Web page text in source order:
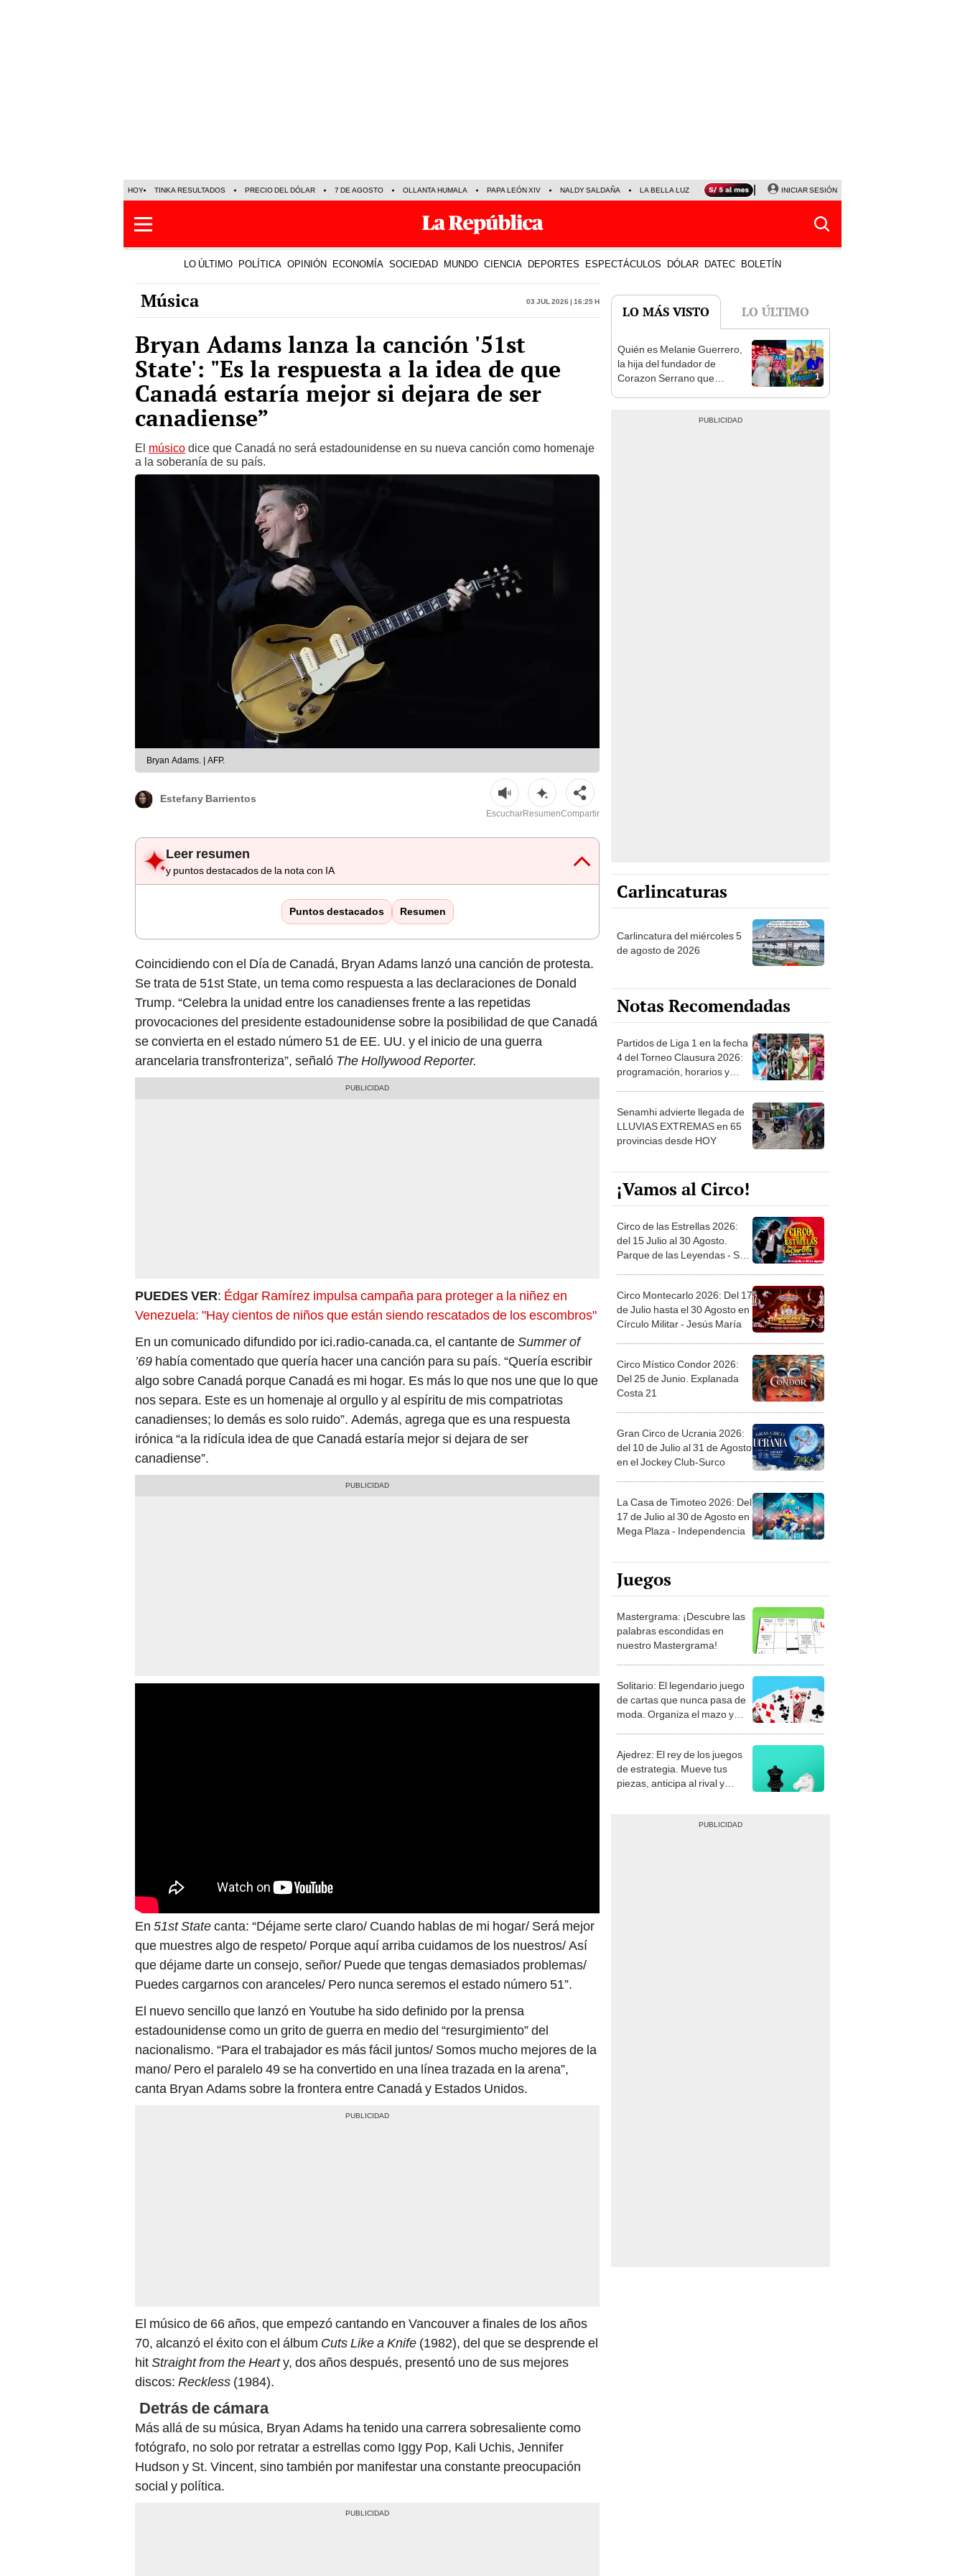
HOY TINKA RESULTADOS PRECIO DEL DÓLAR 7 DE AGOSTO OLLANTA HUMALA PAPA LEÓN XIV NALDY SALDAÑA LA BELLA LUZ MAGALY MEDINA SINUANO RESULTADOS HOY
INICIAR SESIÓN
LO ÚLTIMO POLÍTICA OPINIÓN ECONOMÍA SOCIEDAD MUNDO CIENCIA DEPORTES ESPECTÁCULOS DÓLAR DATEC BOLETÍN
Música 03 Jul 2026 | 16:25 h
Bryan Adams lanza la canción '51st
State': "Es la respuesta a la idea de que
Canadá estaría mejor si dejara de ser
canadiense”
El músico dice que Canadá no será estadounidense en su nueva canción como homenaje
a la soberanía de su país.
Bryan Adams. | AFP.
Estefany Barrientos
EscucharResumenCompartir
Leer resumen
y puntos destacados de la nota con IA
Puntos destacados Resumen
Coincidiendo con el Día de Canadá, Bryan Adams lanzó una canción de protesta.
Se trata de 51st State, un tema como respuesta a las declaraciones de Donald
Trump. “Celebra la unidad entre los canadienses frente a las repetidas
provocaciones del presidente estadounidense sobre la posibilidad de que Canadá
se convierta en el estado número 51 de EE. UU. y el inicio de una guerra
arancelaria transfronteriza”, señaló The Hollywood Reporter.
PUEDES VER: Édgar Ramírez impulsa campaña para proteger a la niñez en
Venezuela: "Hay cientos de niños que están siendo rescatados de los escombros"
En un comunicado difundido por ici.radio-canada.ca, el cantante deSummer of
’69 había comentado que quería hacer una canción para su país. “Quería escribir
algo sobre Canadá porque Canadá es mi hogar. Es más lo que nos une que lo que
nos separa. Este es un homenaje al orgullo y al espíritu de mis compatriotas
canadienses; lo demás es solo ruido”. Además, agrega que es una respuesta
irónica “a la ridícula idea de que Canadá estaría mejor si dejara de ser
canadiense”.
En 51st Statecanta: “Déjame serte claro/ Cuando hablas de mi hogar/ Será mejor
que muestres algo de respeto/ Porque aquí arriba cuidamos de los nuestros/ Así
que déjame darte un consejo, señor/ Puede que tengas demasiados problemas/
Puedes cargarnos con aranceles/ Pero nunca seremos el estado número 51”.
El nuevo sencillo que lanzó en Youtube ha sido definido por la prensa
estadounidense como un grito de guerra en medio del “resurgimiento” del
nacionalismo. “Para el trabajador es más fácil juntos/ Somos mucho mejores de la
mano/ Pero el paralelo 49 se ha convertido en una línea trazada en la arena”,
canta Bryan Adams sobre la frontera entre Canadá y Estados Unidos.
El músico de 66 años, que empezó cantando en Vancouver a finales de los años
70, alcanzó el éxito con el álbum Cuts Like a Knife (1982), del que se desprende el
hitStraight from the Hearty, dos años después, presentó uno de sus mejores
discos: Reckless (1984).
Detrás de cámara
Más allá de su música, Bryan Adams ha tenido una carrera sobresaliente como
fotógrafo, no solo por retratar a estrellas como Iggy Pop, Kali Uchis, Jennifer
Hudson y St. Vincent, sino también por manifestar una constante preocupación
social y política.
LO MÁS VISTO LO ÚLTIMO
1
Quién es Melanie Guerrero,
la hija del fundador de
Corazon Serrano que
Carlincaturas
Carlincatura del miércoles 5
de agosto de 2026
Notas Recomendadas
Partidos de Liga 1 en la fecha
4 del Torneo Clausura 2026:
programación, horarios y
Senamhi advierte llegada de
LLUVIAS EXTREMAS en 65
provincias desde HOY
¡Vamos al Circo!
Circo de las Estrellas 2026:
del 15 Julio al 30 Agosto.
Parque de las Leyendas - San
Circo Montecarlo 2026: Del 17
de Julio hasta el 30 Agosto en
Círculo Militar - Jesús María
Circo Místico Condor 2026:
Del 25 de Junio. Explanada
Costa 21
Gran Circo de Ucrania 2026:
del 10 de Julio al 31 de Agosto
en el Jockey Club-Surco
La Casa de Timoteo 2026: Del
17 de Julio al 30 de Agosto en
Mega Plaza - Independencia
Juegos
Mastergrama: ¡Descubre las
palabras escondidas en
nuestro Mastergrama!
Solitario: El legendario juego
de cartas que nunca pasa de
moda. Organiza el mazo y
Ajedrez: El rey de los juegos
de estrategia. Mueve tus
piezas, anticipa al rival y